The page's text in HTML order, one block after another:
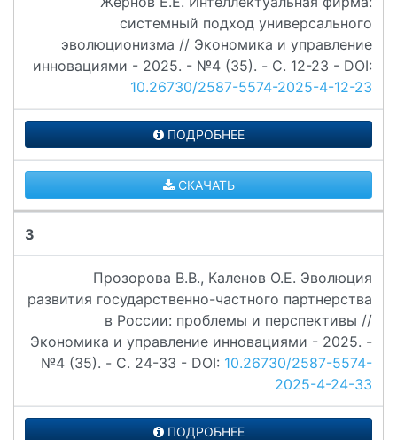
системный подход универсального
эволюционизма // Экономика и управление
инновациями - 2025. - №4 (35). - C. 12-23 - DOI:
10.26730/2587-5574-2025-4-12-23
ПОДРОБНЕЕ
СКАЧАТЬ
3
Прозорова В.В., Каленов О.Е. Эволюция
развития государственно-частного партнерства
в России: проблемы и перспективы //
Экономика и управление инновациями - 2025. -
№4 (35). - C. 24-33 - DOI: 10.26730/2587-5574-
2025-4-24-33
ПОДРОБНЕЕ